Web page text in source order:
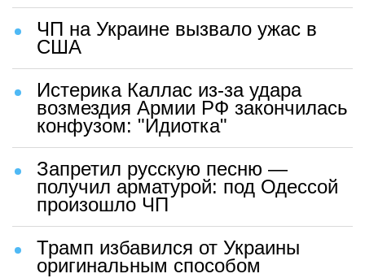
ЧП на Украине вызвало ужас в
США
Истерика Каллас из-за удара
возмездия Армии РФ закончилась
конфузом: "Идиотка"
Запретил русскую песню —
получил арматурой: под Одессой
произошло ЧП
Трамп избавился от Украины
оригинальным способом